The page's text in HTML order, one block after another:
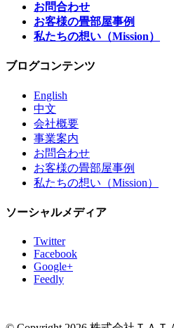
お問合わせ
お客様の畳部屋事例
私たちの想い（Mission）
ブログコンテンツ
English
中文
会社概要
事業案内
お問合わせ
お客様の畳部屋事例
私たちの想い（Mission）
ソーシャルメディア
Twitter
Facebook
Google+
Feedly